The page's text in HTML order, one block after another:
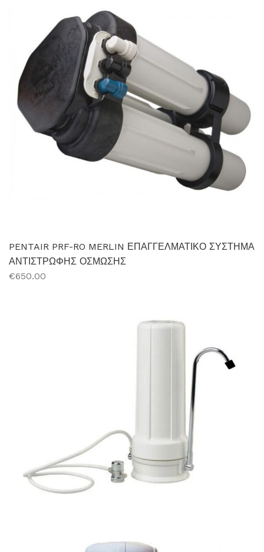
PENTAIR PRF-RO MERLIN ΕΠΑΓΓΕΛΜΑΤΙΚΟ ΣΥΣΤΗΜΑ
ΑΝΤΙΣΤΡΩΦΗΣ ΟΣΜΩΣΗΣ
€650.00